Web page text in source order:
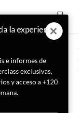
la experiencia
e informes de
exclusivas,
y acceso a +120